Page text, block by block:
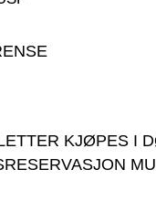
KJØPES I